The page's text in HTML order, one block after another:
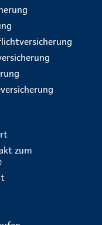
zum